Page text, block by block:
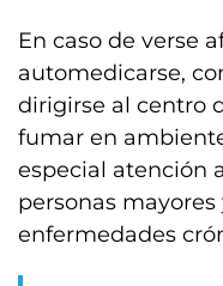
En caso de verse
automedicarse,
dirigirse al centro
fumar en
especial atención
personas
enfermedades